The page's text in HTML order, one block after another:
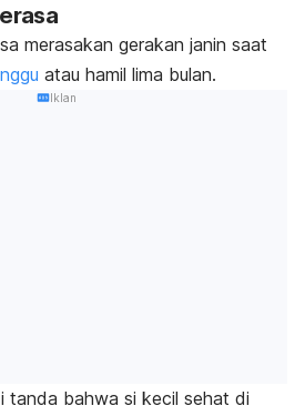
merasakan gerakan janin saat
atau hamil lima bulan.
Iklan
tanda bahwa si kecil sehat di